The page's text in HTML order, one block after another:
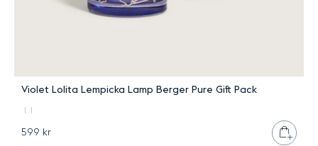
Violet Lolita Lempicka Lamp Berger Pure Gift Pack
599 kr